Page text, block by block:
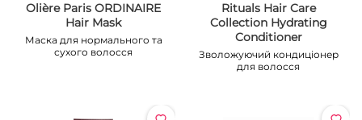
Olière Paris ORDINAIRE
Hair Mask
Маска для нормального та
сухого волосся
Rituals Hair Care
Collection Hydrating
Conditioner
Зволожуючий кондиціонер
для волосся